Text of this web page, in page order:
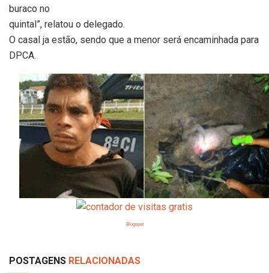
buraco no
quintal”, relatou o delegado.
O casal ja estão, sendo que a menor será encaminhada para
DPCA.
Blogspot
POSTAGENS RELACIONADAS